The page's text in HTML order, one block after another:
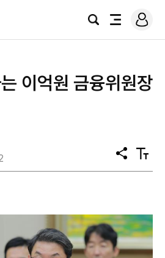
검
전
로
그
이억원 금융위원장
공
유
텍
스